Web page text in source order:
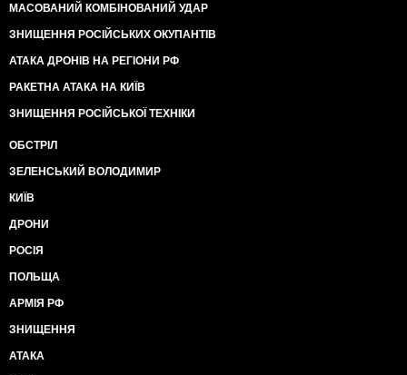
МАСОВАНИЙ КОМБІНОВАНИЙ УДАР
ЗНИЩЕННЯ РОСІЙСЬКИХ ОКУПАНТІВ
АТАКА ДРОНІВ НА РЕГІОНИ РФ
РАКЕТНА АТАКА НА КИЇВ
ЗНИЩЕННЯ РОСІЙСЬКОЇ ТЕХНІКИ
ОБСТРІЛ
ЗЕЛЕНСЬКИЙ ВОЛОДИМИР
КИЇВ
ДРОНИ
РОСІЯ
ПОЛЬЩА
АРМІЯ РФ
ЗНИЩЕННЯ
АТАКА